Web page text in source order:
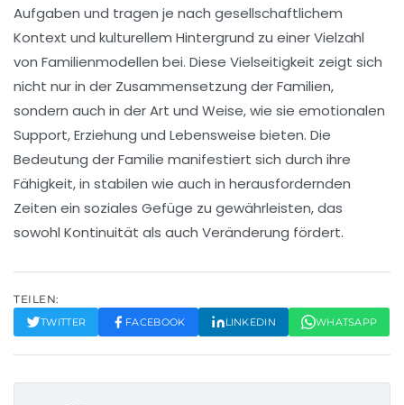
Aufgaben und tragen je nach gesellschaftlichem
Kontext und kulturellem Hintergrund zu einer Vielzahl
von Familienmodellen bei. Diese Vielseitigkeit zeigt sich
nicht nur in der Zusammensetzung der Familien,
sondern auch in der Art und Weise, wie sie emotionalen
Support, Erziehung und Lebensweise bieten. Die
Bedeutung der Familie manifestiert sich durch ihre
Fähigkeit, in stabilen wie auch in herausfordernden
Zeiten ein soziales Gefüge zu gewährleisten, das
sowohl Kontinuität als auch Veränderung fördert.
TEILEN:
TWITTER FACEBOOK LINKEDIN WHATSAPP